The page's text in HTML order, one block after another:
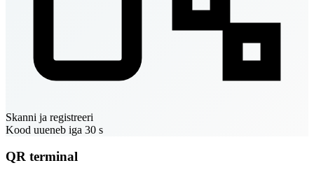
Skanni ja registreeri
Kood uueneb iga 30 s
QR terminal